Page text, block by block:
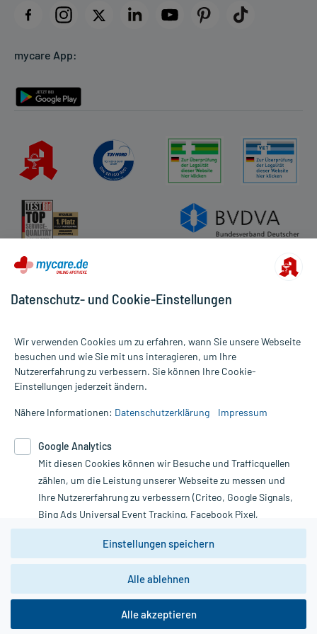
Datenschutz
Rückgabe/Widerruf
mycare App:
Alle Preise gelten inkl. MwSt., ggf. zzgl. Versandkosten
Informationen auf dieser Website werden ausschließlich für
die Untersuchung und Behandlung durch einen Arzt. Bitte
Therapien eingeleitet werden können. | Diese Webseite benutzt
Google Analytics. Lesen Sie bitte dazu die wichtigen Hinweise in
unserer Datenschutzerklärung. Für den Widerruf einer Bestellung
nutzen Sie das Formular:
Vertrag widerrufen
*Hinweise zu unseren Aktionen und Bewertungen
copyright @ 2026 Roland Helle e.K. - Versandapotheke - Alle Rechte vorbehalten
Datenschutz- und Cookie-Einstellungen
Wir verwenden Cookies um zu erfahren, wann Sie unsere Webseite
besuchen und wie Sie mit uns interagieren, um Ihre
Nutzererfahrung zu verbessern. Sie können Ihre Cookie-
Einstellungen jederzeit ändern.
Nähere Informationen: Datenschutzerklärung Impressum
Google Analytics
Mit diesen Cookies können wir Besuche und Trafficquellen
zählen, um die Leistung unserer Webseite zu messen und
Ihre Nutzererfahrung zu verbessern (Criteo, Google Signals,
Bing Ads Universal Event Tracking, Facebook Pixel,
Youtube-Social Plugin).
Wir weisen darauf hin, dass die
zwingend den Europäischen Anforderungen gem. EU-
DSGVO genügen und ein Datentransfer in Drittstaaten bzw.
Daten dort verarbeitet werden, kann nicht geprüft und
nachvollzogen werden.
Einstellungen speichern
Alle ablehnen
Alle akzeptieren